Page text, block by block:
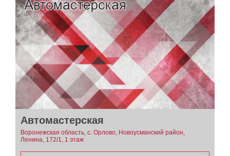
Автомастерская
Воронежская область, с. Орлово, Новоусманский район,
Ленина, 172/1, 1 этаж